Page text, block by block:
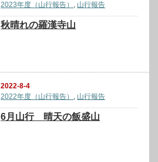
2023年度（山行報告） , 山行報告
秋晴れの羅漢寺山
2022-8-4
2022年度（山行報告） , 山行報告
6月山行 晴天の飯盛山